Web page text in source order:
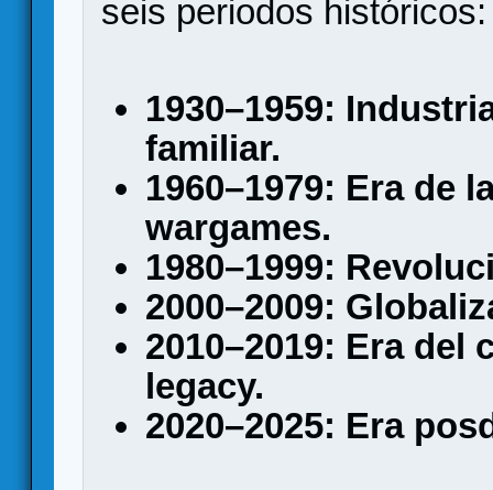
seis periodos históricos:
1930–1959:
familiar.
1960–1979: Era de
wargames.
1980–1999:
2000–2009:
2010–2019: Era
legacy.
2020–2025: Era